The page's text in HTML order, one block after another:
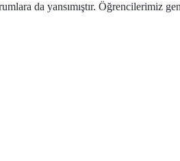
da yansımıştır. Öğrencilerimiz